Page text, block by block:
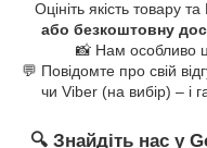
Оцініть якість товару
або безкоштовну
📸 Нам особливо
💬 Повідомте про свій
чи Viber (на вибір) – і
🔍 Знайдіть нас у